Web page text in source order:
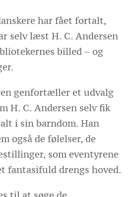
har fået fortalt,
selv læst H. C. Andersen
billed – og
genfortæller et udvalg
H. C. Andersen selv fik
i sin barndom. Han
også de følelser, de
som eventyrene
fantasifuld drengs hoved.